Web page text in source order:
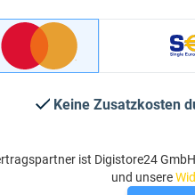
Keine Zusatzkosten
ist Digistore24
und unsere